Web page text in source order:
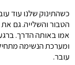
כשהתינוק שלנו עוד
הטבור והשלייה. גם
אמו באותה הדרך.
ומערכת הנשימה
עובר.